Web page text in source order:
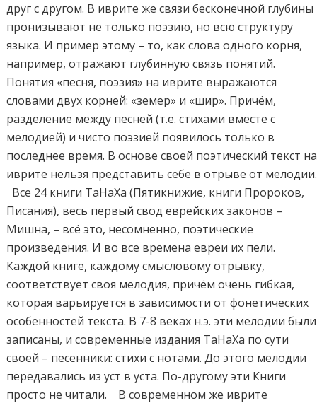
друг с другом. В иврите же связи бесконечной глубины
пронизывают не только поэзию, но всю структуру
языка. И пример этому – то, как слова одного корня,
например, отражают глубинную связь понятий.
Понятия «песня, поэзия» на иврите выражаются
словами двух корней: «земер» и «шир». Причём,
разделение между песней (т.е. стихами вместе с
мелодией) и чисто поэзией появилось только в
последнее время. В основе своей поэтический текст на
иврите нельзя представить себе в отрыве от мелодии.
Все 24 книги ТаНаХа (Пятикнижие, книги Пророков,
Писания), весь первый свод еврейских законов –
Мишна, – всё это, несомненно, поэтические
произведения. И во все времена евреи их пели.
Каждой книге, каждому смысловому отрывку,
соответствует своя мелодия, причём очень гибкая,
которая варьируется в зависимости от фонетических
особенностей текста. В 7-8 веках н.э. эти мелодии были
записаны, и современные издания ТаНаХа по сути
своей – песенники: стихи с нотами. До этого мелодии
передавались из уст в уста. По-другому эти Книги
просто не читали. В современном же иврите